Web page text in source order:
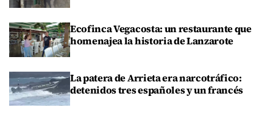
Ecofinca Vegacosta: un restaurante que
homenajea la historia de Lanzarote
La patera de Arrieta era narcotráfico:
detenidos tres españoles y un francés